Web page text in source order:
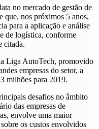
no mercado de gestão de
que, nos próximos 5 anos,
para a aplicação e análise
de logística, conforme
citada.
Liga AutoTech, promovido
empresas do setor, a
milhões para 2019.
desafios no âmbito
das empresas de
envolve uma maior
os custos envolvidos